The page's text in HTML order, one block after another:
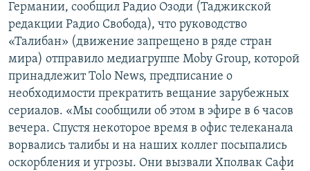
Германии, сообщил Радио Озоди (Таджикской
редакции Радио Свобода), что руководство
«Талибан» (движение запрещено в ряде стран
мира) отправило медиагруппе Moby Group, которой
принадлежит Tolo News, предписание о
необходимости прекратить вещание зарубежных
сериалов. «Мы сообщили об этом в эфире в 6 часов
вечера. Спустя некоторое время в офис телеканала
ворвались талибы и на наших коллег посыпались
оскорбления и угрозы. Они вызвали Хполвак Сафи